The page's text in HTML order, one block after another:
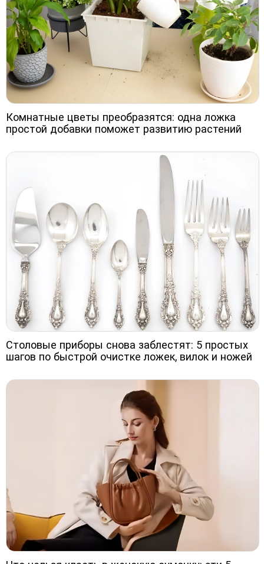
Комнатные цветы преобразятся: одна ложка
простой добавки поможет развитию растений
Столовые приборы снова заблестят: 5 простых
шагов по быстрой очистке ложек, вилок и ножей